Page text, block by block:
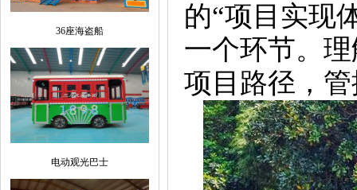
36座海盗船
电动观光巴士
的“项目实现
一个环节。
项目路径，